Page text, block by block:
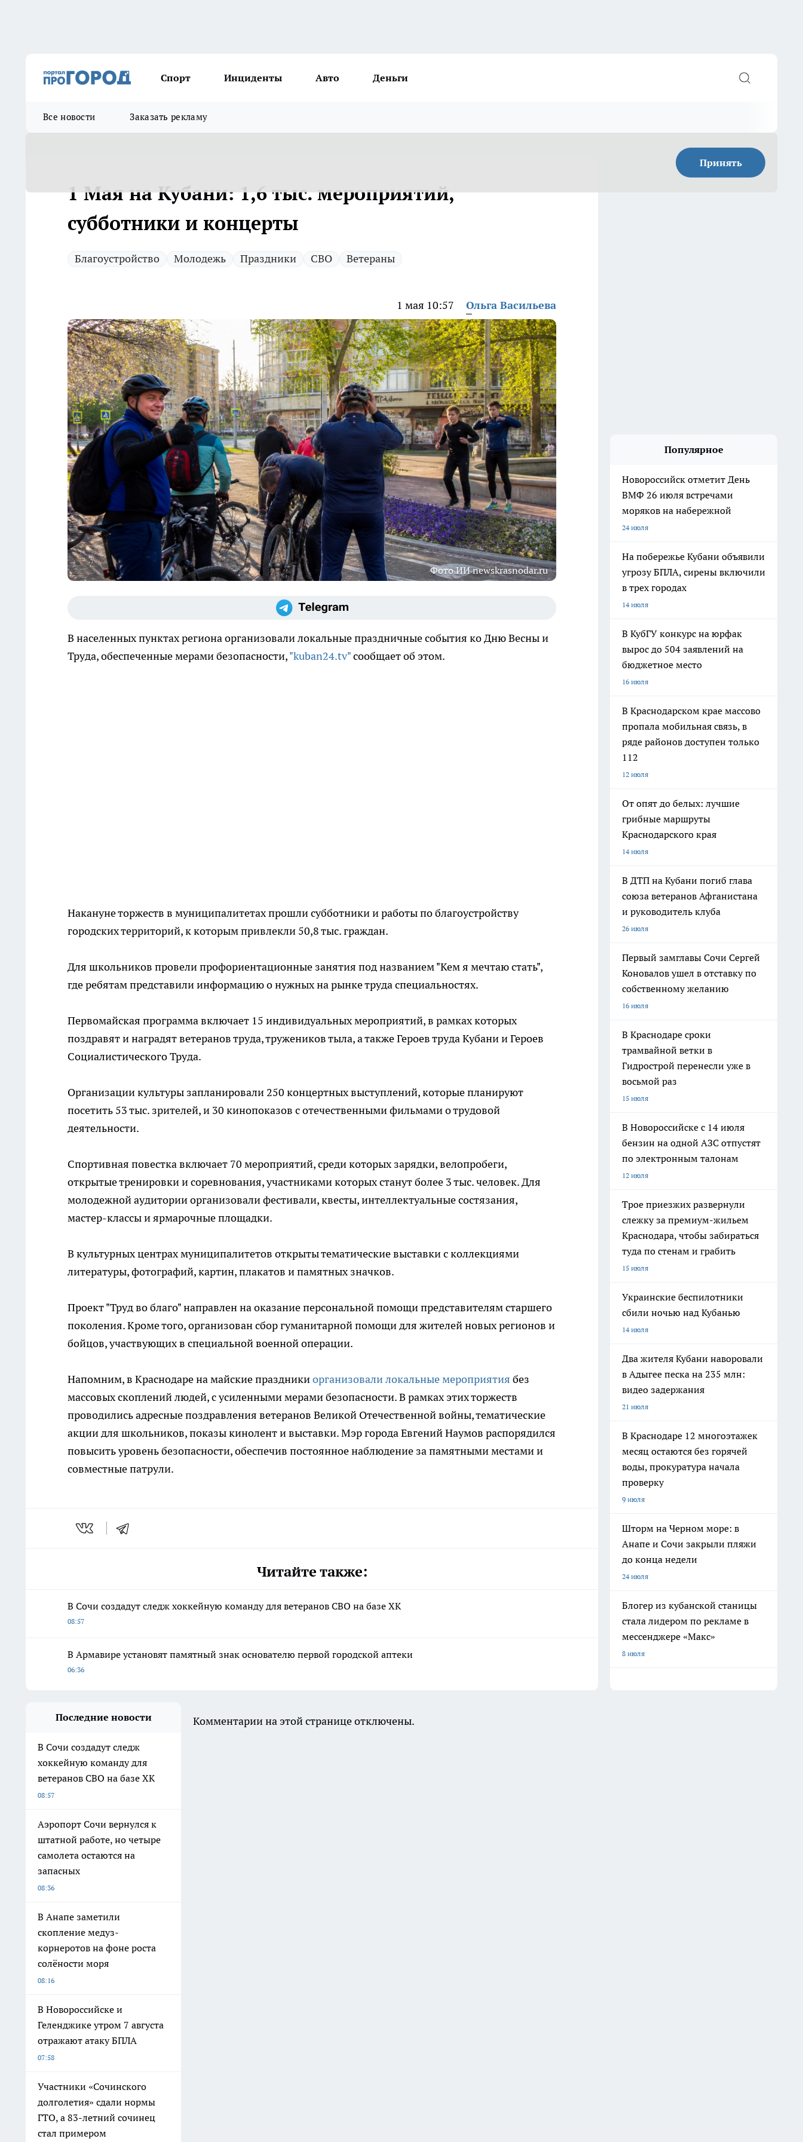
Спорт Инциденты Авто Деньги
Все новости Заказать рекламу
Принять
1 Мая на Кубани: 1,6 тыс. мероприятий,
субботники и концерты
Благоустройство Молодежь Праздники СВО Ветераны
1 мая 10:57 Ольга Васильева
Фото ИИ newskrasnodar.ru
В населенных пунктах региона организовали локальные праздничные события ко Дню Весны и
Труда, обеспеченные мерами безопасности,"kuban24.tv"сообщает об этом.
Накануне торжеств в муниципалитетах прошли субботники и работы по благоустройству
городских территорий, к которым привлекли 50,8 тыс. граждан.
Для школьников провели профориентационные занятия под названием "Кем я мечтаю стать",
где ребятам представили информацию о нужных на рынке труда специальностях.
Первомайская программа включает 15 индивидуальных мероприятий, в рамках которых
поздравят и наградят ветеранов труда, тружеников тыла, а также Героев труда Кубани и Героев
Социалистического Труда.
Организации культуры запланировали 250 концертных выступлений, которые планируют
посетить 53 тыс. зрителей, и 30 кинопоказов с отечественными фильмами о трудовой
деятельности.
Спортивная повестка включает 70 мероприятий, среди которых зарядки, велопробеги,
открытые тренировки и соревнования, участниками которых станут более 3 тыс. человек. Для
молодежной аудитории организовали фестивали, квесты, интеллектуальные состязания,
мастер-классы и ярмарочные площадки.
В культурных центрах муниципалитетов открыты тематические выставки с коллекциями
литературы, фотографий, картин, плакатов и памятных значков.
Проект "Труд во благо" направлен на оказание персональной помощи представителям старшего
поколения. Кроме того, организован сбор гуманитарной помощи для жителей новых регионов и
бойцов, участвующих в специальной военной операции.
Напомним, в Краснодаре на майские праздникиорганизовали локальные мероприятия без
массовых скоплений людей, с усиленными мерами безопасности. В рамках этих торжеств
проводились адресные поздравления ветеранов Великой Отечественной войны, тематические
акции для школьников, показы кинолент и выставки. Мэр города Евгений Наумов распорядился
повысить уровень безопасности, обеспечив постоянное наблюдение за памятными местами и
совместные патрули.
Читайте также:
В Сочи создадут следж хоккейную команду для ветеранов СВО на базе ХК
08:57
В Армавире установят памятный знак основателю первой городской аптеки
06:36
Популярное
Новороссийск отметит День
ВМФ 26 июля встречами
моряков на набережной
24 июля
На побережье Кубани объявили
угрозу БПЛА, сирены включили
в трех городах
14 июля
В КубГУ конкурс на юрфак
вырос до 504 заявлений на
бюджетное место
16 июля
В Краснодарском крае массово
пропала мобильная связь, в
ряде районов доступен только
112
12 июля
От опят до белых: лучшие
грибные маршруты
Краснодарского края
14 июля
В ДТП на Кубани погиб глава
союза ветеранов Афганистана
и руководитель клуба
26 июля
Первый замглавы Сочи Сергей
Коновалов ушел в отставку по
собственному желанию
16 июля
В Краснодаре сроки
трамвайной ветки в
Гидрострой перенесли уже в
восьмой раз
15 июля
В Новороссийске с 14 июля
бензин на одной АЗС отпустят
по электронным талонам
12 июля
Трое приезжих развернули
слежку за премиум-жильем
Краснодара, чтобы забираться
туда по стенам и грабить
15 июля
Украинские беспилотники
сбили ночью над Кубанью
14 июля
Два жителя Кубани наворовали
в Адыгее песка на 235 млн:
видео задержания
21 июля
В Краснодаре 12 многоэтажек
месяц остаются без горячей
воды, прокуратура начала
проверку
9 июля
Шторм на Черном море: в
Анапе и Сочи закрыли пляжи
до конца недели
24 июля
Блогер из кубанской станицы
стала лидером по рекламе в
мессенджере «Макс»
8 июля
Последние новости
В Сочи создадут следж
хоккейную команду для
ветеранов СВО на базе ХК
08:57
Аэропорт Сочи вернулся к
штатной работе, но четыре
самолета остаются на
запасных
08:36
В Анапе заметили
скопление медуз-
корнеротов на фоне роста
солёности моря
08:16
В Новороссийске и
Геленджике утром 7 августа
отражают атаку БПЛА
07:58
Участники «Сочинского
долголетия» сдали нормы
ГТО, а 83-летний сочинец
стал примером
Комментарии на этой странице отключены.